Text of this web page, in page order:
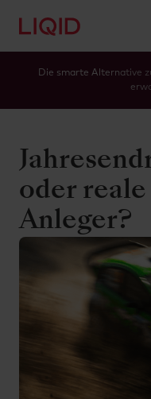
Die smarte Alternative
oder
Anleger?